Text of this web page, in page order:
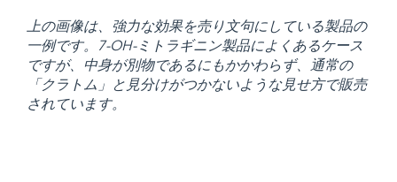
上の画像は、強力な効果を売り文句にしている製品の
一例です。7-OH-ミトラギニン製品によくあるケース
ですが、中身が別物であるにもかかわらず、通常の
「クラトム」と見分けがつかないような見せ方で販売
されています。